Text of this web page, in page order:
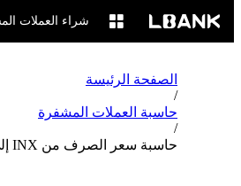
شراء العملات
الصفحة الرئيسة
/
حاسبة العملات المشفرة
/
حاسبة سعر الصرف من INX إلى AUD